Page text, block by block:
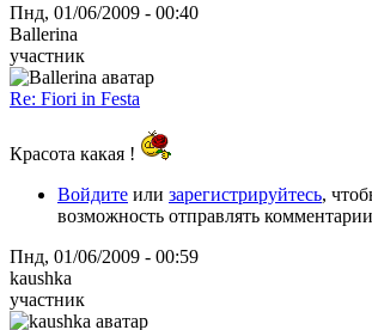
Пнд, 01/06/2009 - 00:40
Ballerina
участник
Re: Fiori in Festa
Красота какая !
Войдите или зарегистрируйтесь,
возможность отправлять комментарии
Пнд, 01/06/2009 - 00:59
kaushka
участник